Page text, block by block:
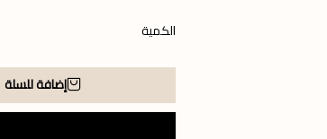
الكمية
إضافة للسلة